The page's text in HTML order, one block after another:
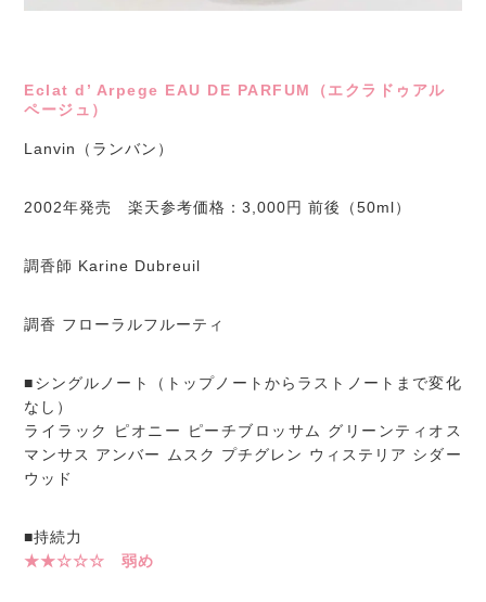
Eclat d’ Arpege EAU DE PARFUM（エクラドゥアル
ページュ）
Lanvin（ランバン）
2002年発売 楽天参考価格：3,000円 前後（50ml）
調香師 Karine Dubreuil
調香 フローラルフルーティ
■シングルノート（トップノートからラストノートまで変化
なし）
ライラック ピオニー ピーチブロッサム グリーンティオス
マンサス アンバー ムスク プチグレン ウィステリア シダー
ウッド
■持続力
★★☆☆☆ 弱め